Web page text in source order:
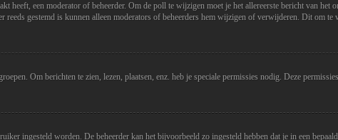
heeft, een moderator of beheerder. Om de poll te wijzigen moet je het allereerste bericht van
gestemd is kunnen alleen moderators of beheerders hem wijzigen of verwijderen. Dit om te
Om berichten te zien, lezen, plaatsen, enz. heb je speciale permissies nodig. Deze
ingesteld worden. De beheerder kan het bijvoorbeeld zo ingesteld hebben dat je in een